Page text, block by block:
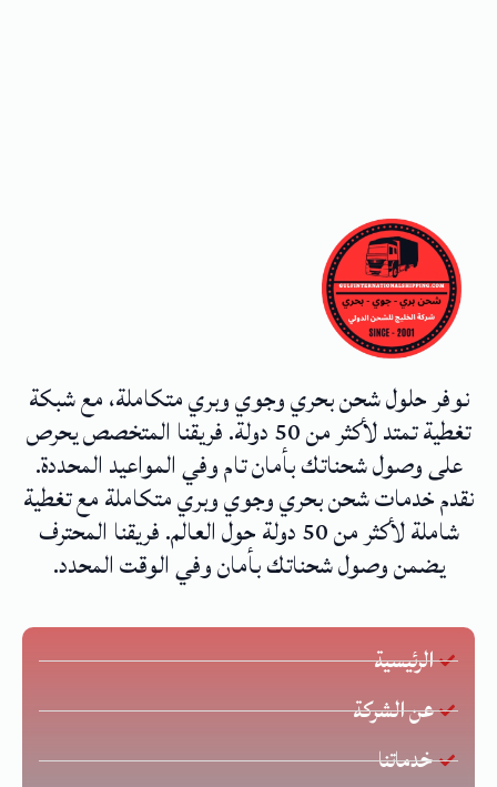
نوفر حلول شحن بحري وجوي وبري متكاملة، مع شبكة
تغطية تمتد لأكثر من 50 دولة. فريقنا المتخصص يحرص
على وصول شحناتك بأمان تام وفي المواعيد المحددة.
نقدم خدمات شحن بحري وجوي وبري متكاملة مع تغطية
شاملة لأكثر من 50 دولة حول العالم. فريقنا المحترف
يضمن وصول شحناتك بأمان وفي الوقت المحدد.
الرئيسية
عن الشركة
خدماتنا